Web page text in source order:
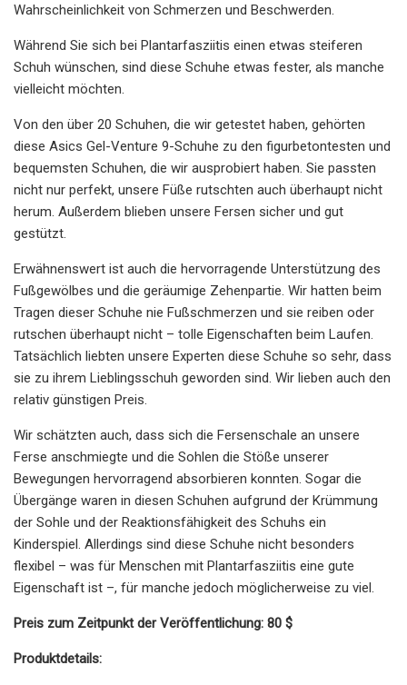
Wahrscheinlichkeit von Schmerzen und Beschwerden.
Während Sie sich bei Plantarfasziitis einen etwas steiferen
Schuh wünschen, sind diese Schuhe etwas fester, als manche
vielleicht möchten.
Von den über 20 Schuhen, die wir getestet haben, gehörten
diese Asics Gel-Venture 9-Schuhe zu den figurbetontesten und
bequemsten Schuhen, die wir ausprobiert haben. Sie passten
nicht nur perfekt, unsere Füße rutschten auch überhaupt nicht
herum. Außerdem blieben unsere Fersen sicher und gut
gestützt.
Erwähnenswert ist auch die hervorragende Unterstützung des
Fußgewölbes und die geräumige Zehenpartie. Wir hatten beim
Tragen dieser Schuhe nie Fußschmerzen und sie reiben oder
rutschen überhaupt nicht – tolle Eigenschaften beim Laufen.
Tatsächlich liebten unsere Experten diese Schuhe so sehr, dass
sie zu ihrem Lieblingsschuh geworden sind. Wir lieben auch den
relativ günstigen Preis.
Wir schätzten auch, dass sich die Fersenschale an unsere
Ferse anschmiegte und die Sohlen die Stöße unserer
Bewegungen hervorragend absorbieren konnten. Sogar die
Übergänge waren in diesen Schuhen aufgrund der Krümmung
der Sohle und der Reaktionsfähigkeit des Schuhs ein
Kinderspiel. Allerdings sind diese Schuhe nicht besonders
flexibel – was für Menschen mit Plantarfasziitis eine gute
Eigenschaft ist –, für manche jedoch möglicherweise zu viel.
Preis zum Zeitpunkt der Veröffentlichung: 80 $
Produktdetails: